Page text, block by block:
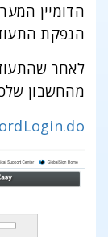
הדומיין
הנפקת
לאחר
מהחשבון